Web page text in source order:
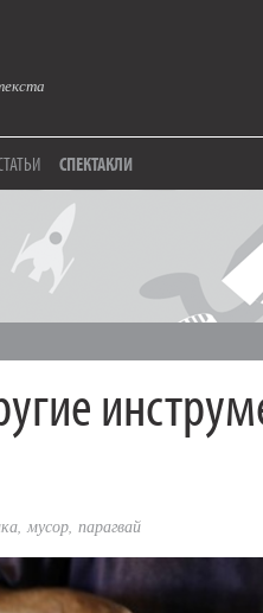
СПЕКТАКЛИ
,мусор, парагвай